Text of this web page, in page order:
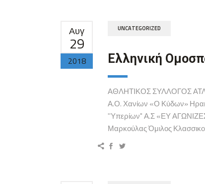
Αυγ
29
2018
UNCATEGORIZED
Ελληνική
ΑΘΛΗΤΙΚΟΣ ΣΥΛΛΟΓΟΣ
Α.Ο. Χανίων «Ο Κύδων»
''Υπερίων" Α.Σ «ΕΥ
Μαρκούλας Όμιλος